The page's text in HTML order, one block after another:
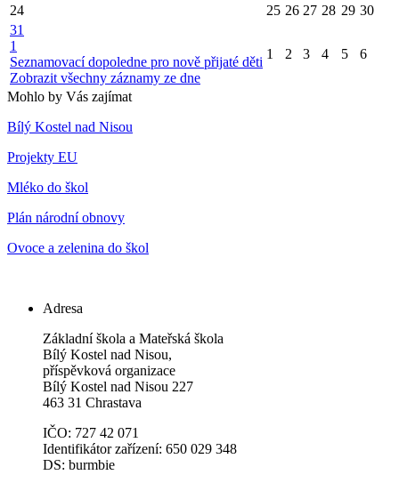
24
25 26 27 28 29 30
31
1
Seznamovací dopoledne pro nově přijaté děti
Zobrazit všechny záznamy ze dne
1 2 3 4 5 6
Mohlo by Vás zajímat
Bílý Kostel nad Nisou
Projekty EU
Mléko do škol
Plán národní obnovy
Ovoce a zelenina do škol
Adresa
Základní škola a Mateřská škola
Bílý Kostel nad Nisou,
příspěvková organizace
Bílý Kostel nad Nisou 227
463 31 Chrastava
IČO: 727 42 071
Identifikátor zařízení: 650 029 348
DS: burmbie